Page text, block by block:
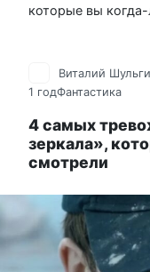
которые вы
Виталий
1 годФантастика
4 самых
зеркала»,
смотрели